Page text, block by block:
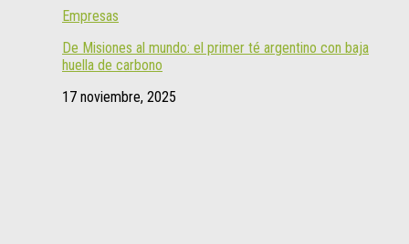
Empresas
De Misiones al mundo: el primer té argentino con baja
huella de carbono
17 noviembre, 2025